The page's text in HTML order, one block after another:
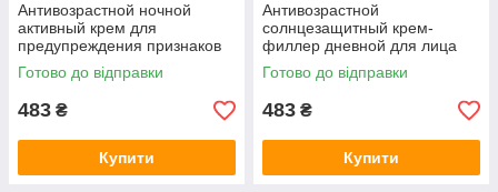
Антивозрастной ночной
активный крем для
предупреждения признаков
старения кожи, Well age,
Meddis, 50ml
Готово до відправки
483 ₴
Купити
Антивозрастной
солнцезащитный крем-
филлер дневной для лица
Well Age SPF 30, Meddis, 50
мл
Готово до відправки
483 ₴
Купити